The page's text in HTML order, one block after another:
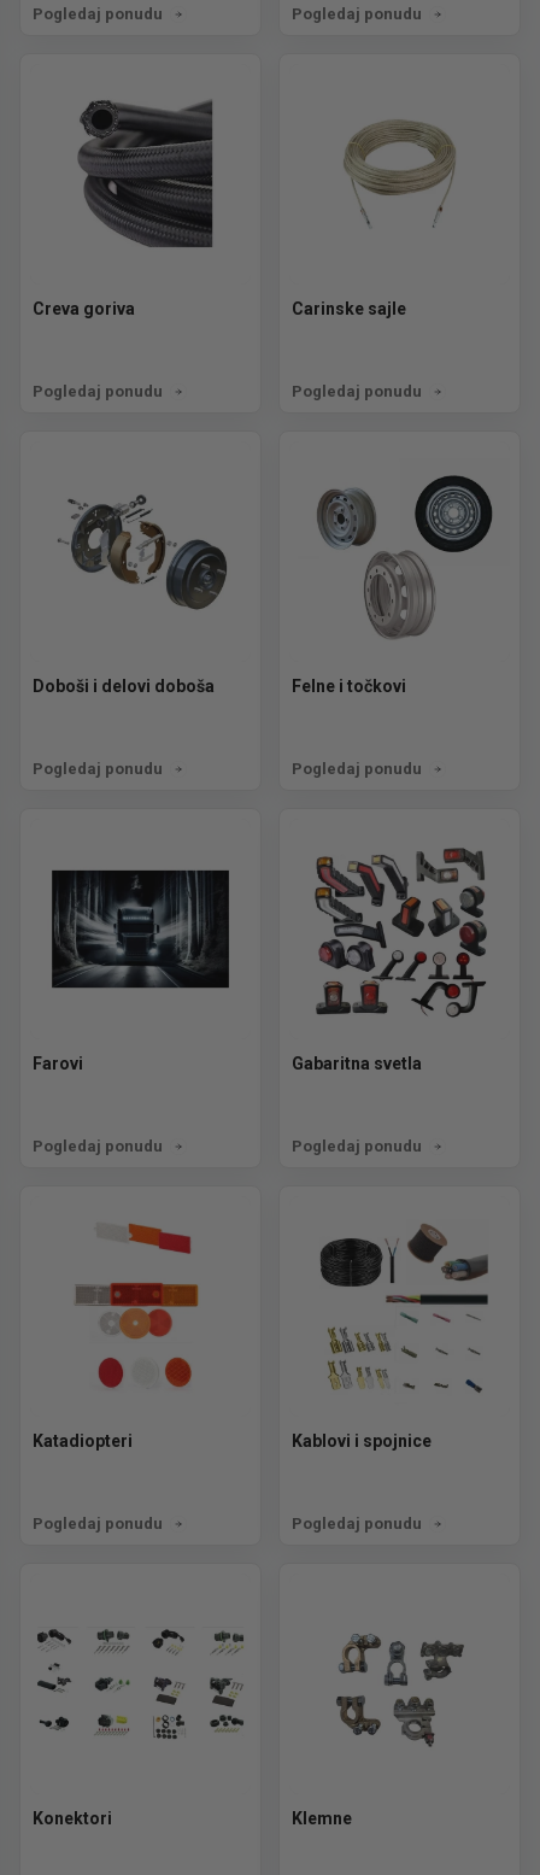
Pogledaj ponudu Pogledaj ponudu
Creva goriva
Pogledaj ponudu
Carinske sajle
Pogledaj ponudu
Doboši i delovi doboša
Pogledaj ponudu
Felne i točkovi
Pogledaj ponudu
Farovi
Pogledaj ponudu
Gabaritna svetla
Pogledaj ponudu
Katadiopteri
Pogledaj ponudu
Kablovi i spojnice
Pogledaj ponudu
Konektori Klemne